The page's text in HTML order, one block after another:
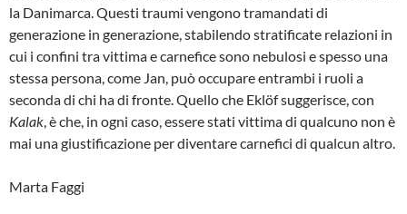
la Danimarca. Questi traumi vengono tramandati di
generazione in generazione, stabilendo stratificate relazioni in
cui i confini tra vittima e carnefice sono nebulosi e spesso una
stessa persona, come Jan, può occupare entrambi i ruoli a
seconda di chi ha di fronte. Quello che Eklöf suggerisce, con
Kalak, è che, in ogni caso, essere stati vittima di qualcuno non è
mai una giustificazione per diventare carnefici di qualcun altro.
Marta Faggi